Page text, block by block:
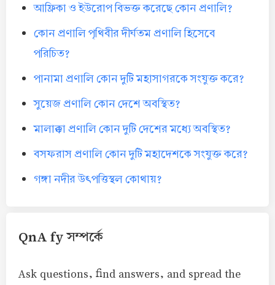
আফ্রিকা ও ইউরোপ বিভক্ত করেছে কোন প্রণালি?
কোন প্রণালি পৃথিবীর দীর্ঘতম প্রণালি হিসেবে
পরিচিত?
পানামা প্রণালি কোন দুটি মহাসাগরকে সংযুক্ত করে?
সুয়েজ প্রণালি কোন দেশে অবস্থিত?
মালাক্কা প্রণালি কোন দুটি দেশের মধ্যে অবস্থিত?
বসফরাস প্রণালি কোন দুটি মহাদেশকে সংযুক্ত করে?
গঙ্গা নদীর উৎপত্তিস্থল কোথায়?
QnA fy সম্পর্কে
Ask questions, find answers, and spread the